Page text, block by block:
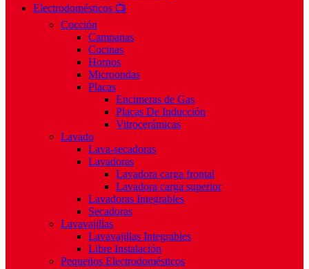
Electrodomésticos 📺
Cocción
Campanas
Cocinas
Hornos
Microondas
Placas
Encimeras de Gas
Placas De Inducción
Vitrocerámicas
Lavado
Lava-secadoras
Lavadoras
Lavadora carga frontal
Lavadora carga superior
Lavadoras Integrables
Secadoras
Lavavajillas
Lavavajillas Integrables
Libre Instalación
Pequeños Electrodomésticos